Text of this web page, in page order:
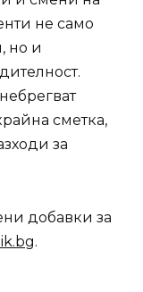
не само
но и
сметка,
за
добавки за
.